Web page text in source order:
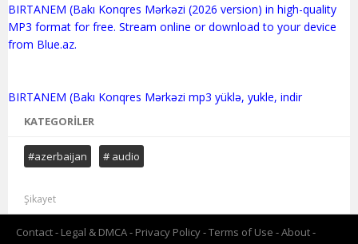
BIRTANEM (Bakı Konqres Mərkəzi (2026 version) in high-quality
MP3 format for free. Stream online or download to your device
from Blue.az.
KATEGORILER
#azerbaijan # audio
Şikayet
Contact Legal & DMCA Privacy Policy Terms of Use About